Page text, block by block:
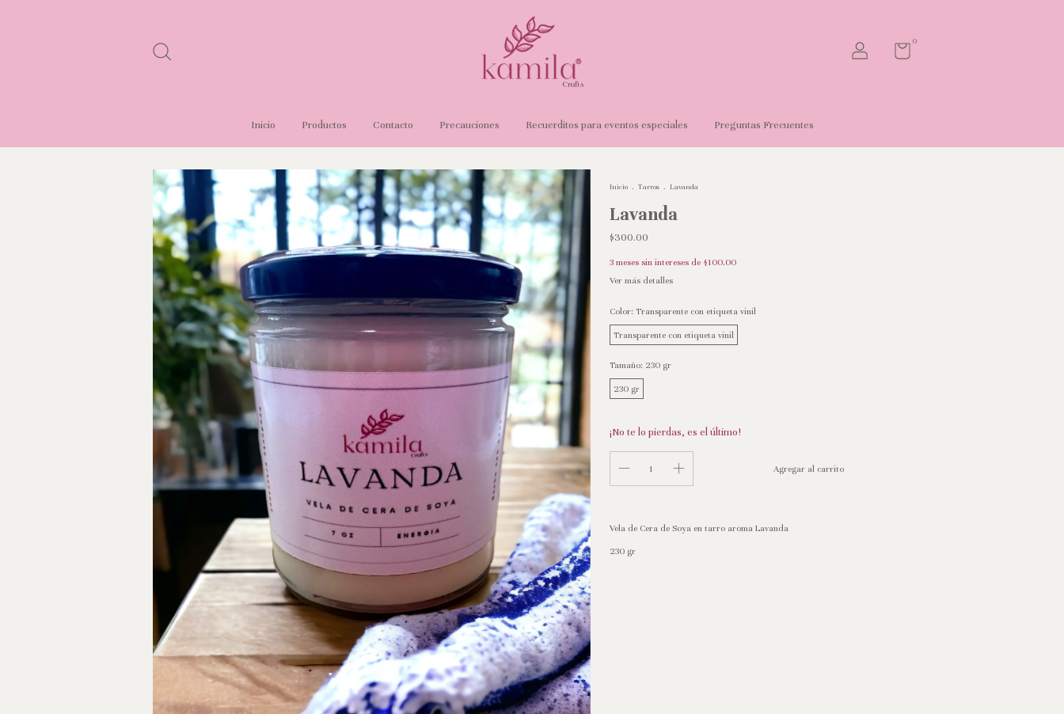
0
Inicio Productos Contacto Precauciones Recuerditos para eventos especiales Preguntas Frecuentes
Inicio . Tarros . Lavanda
Lavanda
$300.00
3 meses sin intereses de $100.00
Ver más detalles
Color: Transparente con etiqueta vinil
Transparente con etiqueta vinil
Tamaño: 230 gr
230 gr
¡No te lo pierdas, es el último!
Vela de Cera de Soya en tarro aroma Lavanda
230 gr